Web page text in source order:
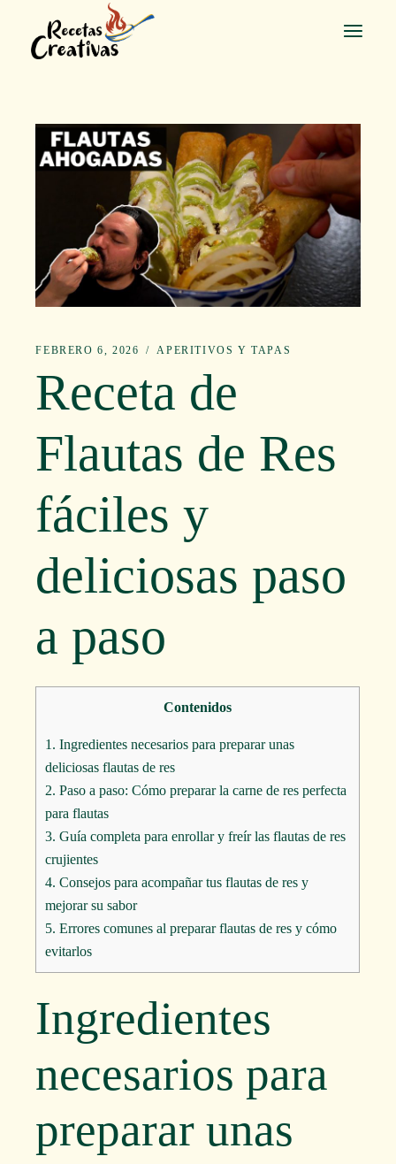
contenido
FEBRERO 6, 2026 APERITIVOS Y TAPAS
Receta de
Flautas de Res
fáciles y
deliciosas paso
a paso
Contenidos
1. Ingredientes necesarios para preparar unas
deliciosas flautas de res
2. Paso a paso: Cómo preparar la carne de res perfecta
para flautas
3. Guía completa para enrollar y freír las flautas de res
crujientes
4. Consejos para acompañar tus flautas de res y
mejorar su sabor
5. Errores comunes al preparar flautas de res y cómo
evitarlos
Ingredientes
necesarios para
preparar unas